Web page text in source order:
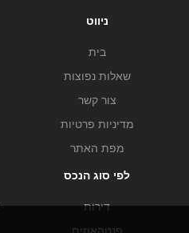
ניווט
בית
שאלות נפוצות
צור קשר
מדיניות פרטיות
מפת האתר
לפי סוג הנכס
דירות